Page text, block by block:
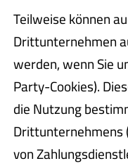
Teilweise können
Drittunternehmen
werden, wenn Sie
Party-Cookies).
die Nutzung
Drittunternehmens
von